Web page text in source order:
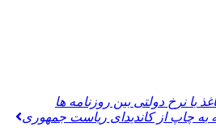
با نرخ دولتی بین روزنامه ها